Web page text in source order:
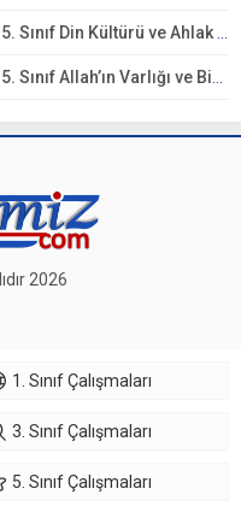
5. Sınıf Din Kültürü ve Ahlak Bilgisi 1. Ünite: Allah İnancı Çalışmaları
5. Sınıf Allah’ın Varlığı ve Birliği Testi – Online Çöz
2026
1. Sınıf Çalışmaları
3. Sınıf Çalışmaları
5. Sınıf Çalışmaları